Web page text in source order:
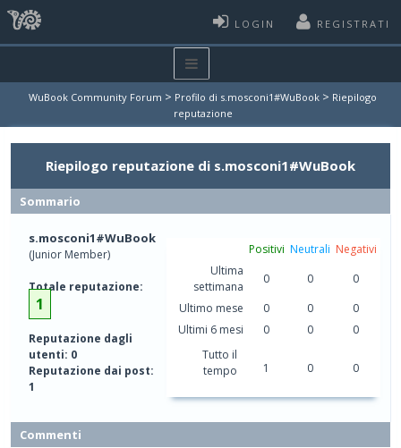
LOGIN REGISTRATI
WuBook Community Forum > Profilo di s.mosconi1#WuBook > Riepilogo
reputazione
Riepilogo reputazione di s.mosconi1#WuBook
Sommario
s.mosconi1#WuBook
(Junior Member)
Totale reputazione:
1
Reputazione dagli
utenti: 0
Reputazione dai post:
1
Positivi Neutrali Negativi
Ultima
settimana
0 0
0
Ultimo mese
0 0
0
Ultimi 6 mesi
0 0
0
Tutto il
tempo
1 0 0
Commenti